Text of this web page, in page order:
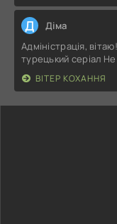
Д Діма
Адміністрація,
турецький серіал Не
ВІТЕР КОХАННЯ